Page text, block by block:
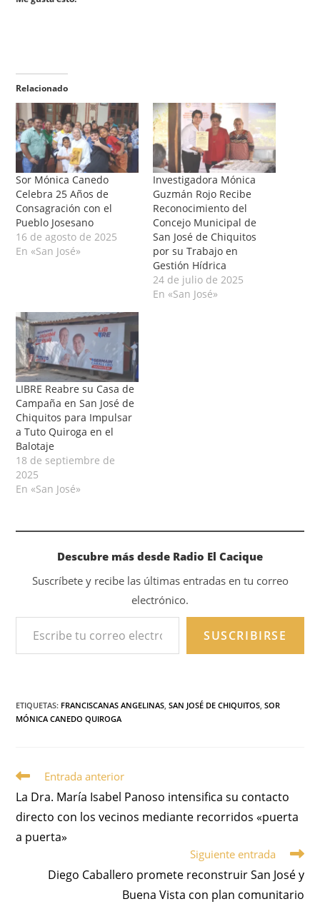
Relacionado
Sor Mónica Canedo
Celebra 25 Años de
Consagración con el
Pueblo Josesano
16 de agosto de 2025
En «San José»
Investigadora Mónica
Guzmán Rojo Recibe
Reconocimiento del
Concejo Municipal de
San José de Chiquitos
por su Trabajo en
Gestión Hídrica
24 de julio de 2025
En «San José»
LIBRE Reabre su Casa de
Campaña en San José de
Chiquitos para Impulsar
a Tuto Quiroga en el
Balotaje
18 de septiembre de
2025
En «San José»
Descubre más desde Radio El Cacique
Suscríbete y recibe las últimas entradas en tu correo
electrónico.
SUSCRIBIRSE
ETIQUETAS: FRANCISCANAS ANGELINAS, SAN JOSÉ DE CHIQUITOS, SOR
MÓNICA CANEDO QUIROGA
Entrada anterior
La Dra. María Isabel Panoso intensifica su contacto
directo con los vecinos mediante recorridos «puerta
a puerta»
Siguiente entrada
Diego Caballero promete reconstruir San José y
Buena Vista con plan comunitario